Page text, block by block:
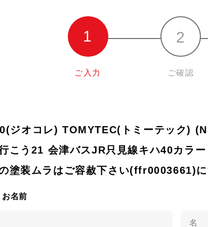
ご入力 ご確認
ジオコレ) TOMYTEC(トミーテック)
こう21 会津バスJR只見線キハ40カラ
塗装ムラはご容赦下さい(ffr0003661)
お名前